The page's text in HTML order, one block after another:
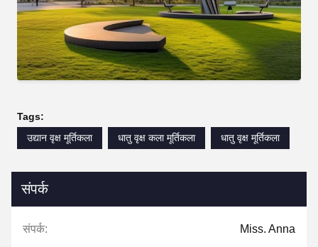
Tags:
उद्यान वृक्ष मूर्तिकला
धातु वृक्ष कला मूर्तिकला धातु वृक्ष मूर्तिकला
संपर्क
संपर्क: Miss. Anna